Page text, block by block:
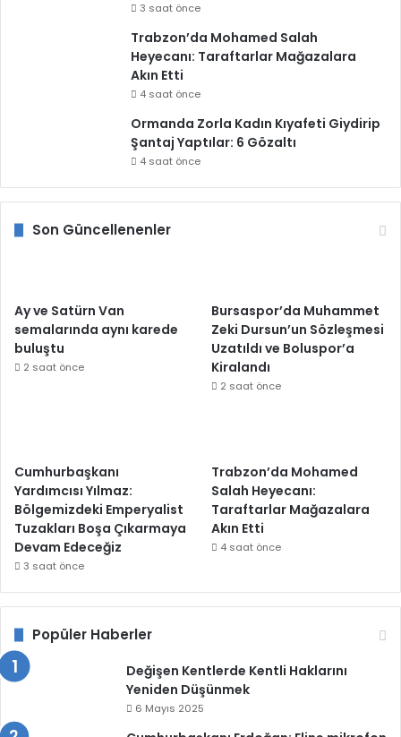
3 saat önce
Trabzon’da Mohamed Salah
Heyecanı: Taraftarlar Mağazalara
Akın Etti
4 saat önce
Ormanda Zorla Kadın Kıyafeti Giydirip
Şantaj Yaptılar: 6 Gözaltı
4 saat önce
Son Güncellenenler
Ay ve Satürn Van
semalarında aynı karede
buluştu
2 saat önce
Bursaspor’da Muhammet
Zeki Dursun’un Sözleşmesi
Uzatıldı ve Boluspor’a
Kiralandı
2 saat önce
Cumhurbaşkanı
Yardımcısı Yılmaz:
Bölgemizdeki Emperyalist
Tuzakları Boşa Çıkarmaya
Devam Edeceğiz
3 saat önce
Trabzon’da Mohamed
Salah Heyecanı:
Taraftarlar Mağazalara
Akın Etti
4 saat önce
Popüler Haberler
Değişen Kentlerde Kentli Haklarını
Yeniden Düşünmek
6 Mayıs 2025